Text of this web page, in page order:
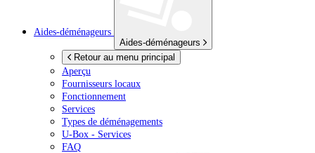
Aides-déménageurs
Aides-déménageurs
Retour au menu principal
Aperçu
Fournisseurs locaux
Fonctionnement
Services
Types de déménagements
U-Box - Services
FAQ